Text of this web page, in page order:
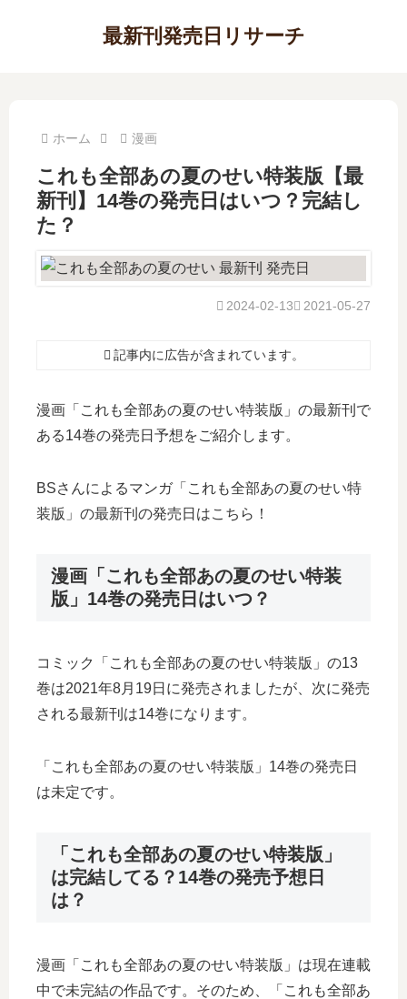
最新刊発売日リサーチ
ホーム 漫画
これも全部あの夏のせい特装版【最
新刊】14巻の発売日はいつ？完結し
た？
2021-05-27
2024-02-13
記事内に広告が含まれています。
漫画「これも全部あの夏のせい特装版」の最新刊で
ある14巻の発売日予想をご紹介します。
BSさんによるマンガ「これも全部あの夏のせい特
装版」の最新刊の発売日はこちら！
漫画「これも全部あの夏のせい特装
版」14巻の発売日はいつ？
コミック「これも全部あの夏のせい特装版」の13
巻は2021年8月19日に発売されましたが、次に発売
される最新刊は14巻になります。
「これも全部あの夏のせい特装版」14巻の発売日
は未定です。
「これも全部あの夏のせい特装版」
は完結してる？14巻の発売予想日
は？
漫画「これも全部あの夏のせい特装版」は現在連載
中で未完結の作品です。そのため、「これも全部あ